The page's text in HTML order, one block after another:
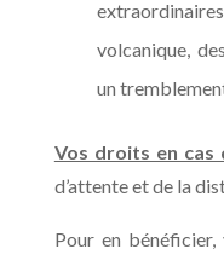
volcanique,
un
Vos droits en cas
d’attente et de la
Pour en